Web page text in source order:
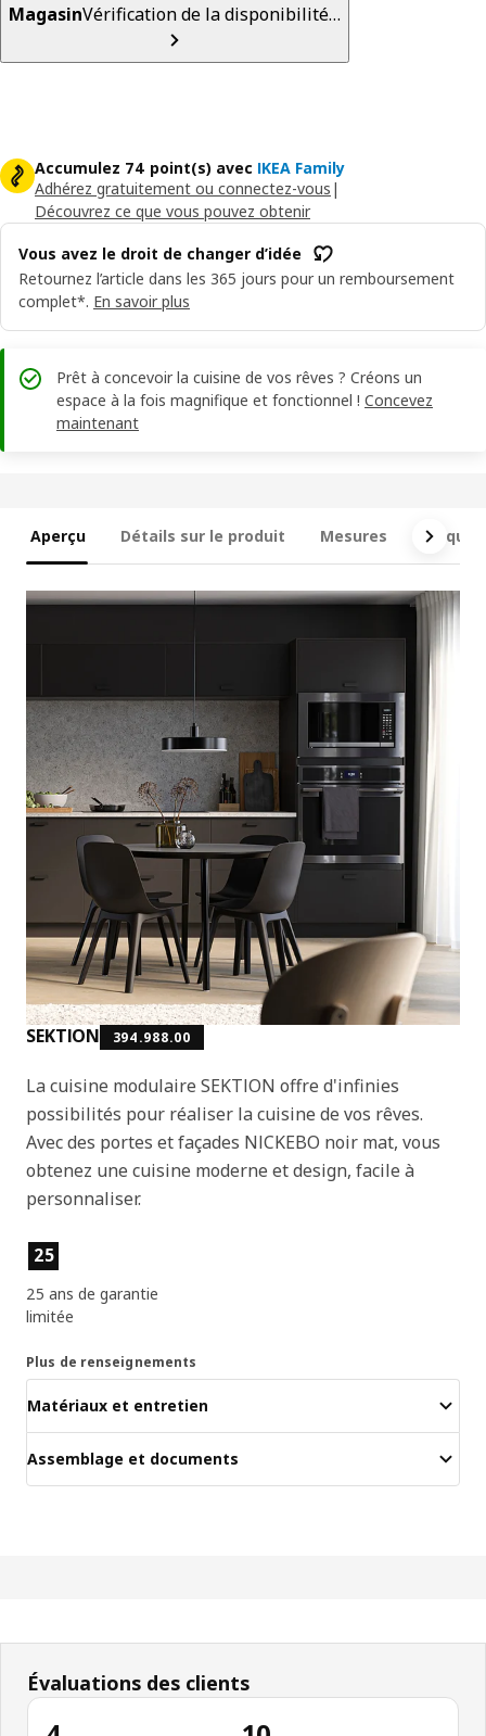
MagasinVérification de la disponibilité…
Accumulez 74 point(s) avec IKEA Family
Adhérez gratuitement ou connectez-vous |
Découvrez ce que vous pouvez obtenir
Vous avez le droit de changer d’idée
Retournez l’article dans les 365 jours pour un remboursement
complet*. En savoir plus
Prêt à concevoir la cuisine de vos rêves ? Créons un
espace à la fois magnifique et fonctionnel ! Concevez
maintenant
Aperçu Détails sur le produit Mesures Ce qui
SEKTION 394.988.00
La cuisine modulaire SEKTION offre d'infinies
possibilités pour réaliser la cuisine de vos rêves.
Avec des portes et façades NICKEBO noir mat, vous
obtenez une cuisine moderne et design, facile à
personnaliser.
Caractéristiques principales
25
25 ans de garantie
limitée
Plus de renseignements
Matériaux et entretien
Assemblage et documents
Évaluations des clients